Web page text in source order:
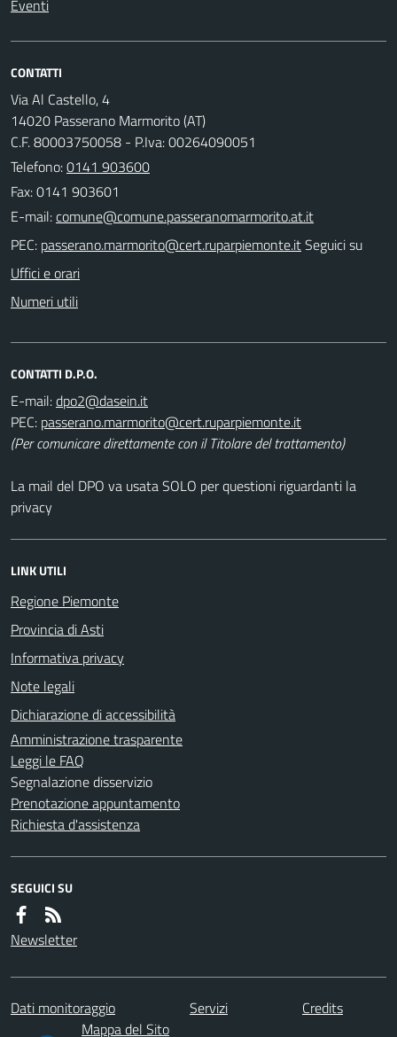
Eventi
CONTATTI
Via Al Castello, 4
14020 Passerano Marmorito (AT)
C.F. 80003750058 - P.Iva: 00264090051
Telefono:0141 903600
Fax: 0141 903601
E-mail:
PEC:
Seguici su
Uffici e orari
Numeri utili
CONTATTI D.P.O.
E-mail:
PEC:
(Per comunicare direttamente con il Titolare del trattamento)
La mail del DPO va usata SOLO per questioni riguardanti la
privacy
LINK UTILI
Regione Piemonte
Provincia di Asti
Informativa privacy
Note legali
Dichiarazione di accessibilità
Amministrazione trasparente
Leggi le FAQ
Segnalazione disservizio
Prenotazione appuntamento
Richiesta d'assistenza
SEGUICI SU
Newsletter
Dati monitoraggio Servizi
Credits
Mappa del Sito